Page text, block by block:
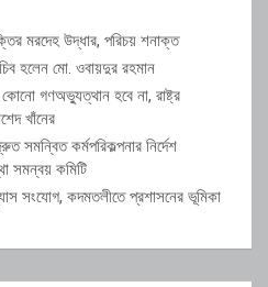
মরদেহ উদ্ধার, পরিচয় শনাক্ত
হলেন মো. ওবায়দুর রহমান
গণঅভ্যুত্থান হবে না, রাষ্ট্র
খাঁনের
সমন্বিত কর্মপরিকল্পনার নির্দেশ
সমন্বয় কমিটি
সংযোগ, কদমতলীতে প্রশাসনের ভূমিকা